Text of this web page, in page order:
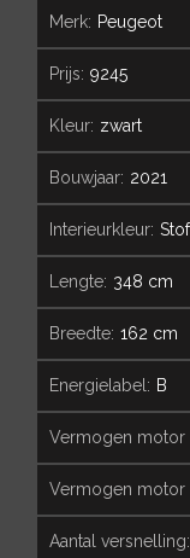
merk: Peugeot
prijs: 9245
kleur: zwart
bouwjaar: 2021
interieurkleur:
lengte: 348 cm
breedte: 162 cm
energielabel: B
vermogen motor
vermogen motor
aantal versnelling: